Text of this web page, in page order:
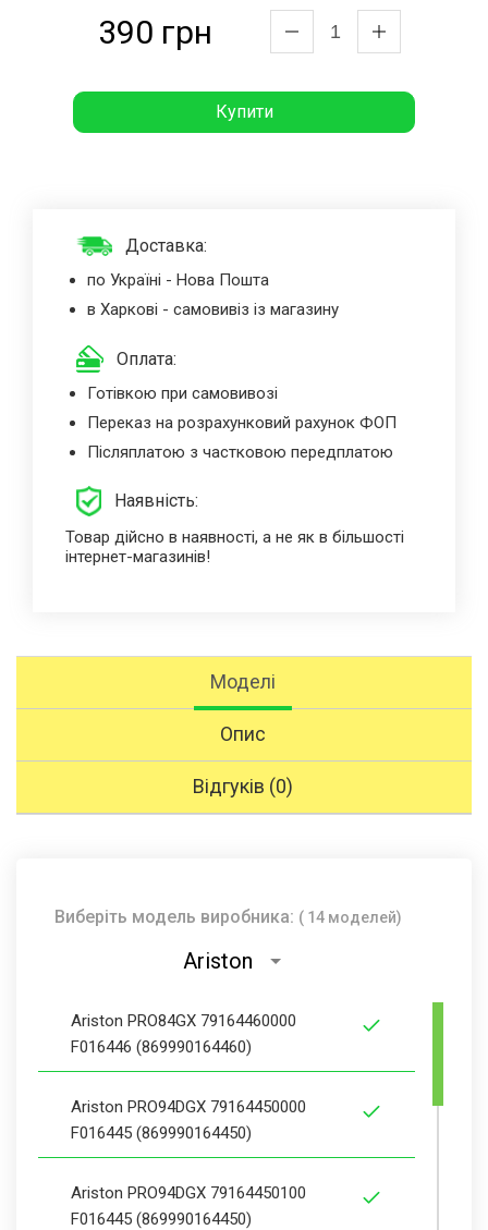
390 грн
Купити
Доставка:
по Україні - Нова Пошта
в Харкові - самовивіз із магазину
Оплата:
Готівкою при самовивозі
Переказ на розрахунковий рахунок ФОП
Післяплатою з частковою передплатою
Наявність:
Товар дійсно в наявності, а не як в більшості
інтернет-магазинів!
Моделі
Опис
Відгуків (0)
Виберіть модель виробника: ( 14 моделей)
Ariston
Ariston PRO84GX 79164460000
F016446 (869990164460)
Ariston PRO94DGX 79164450000
F016445 (869990164450)
Ariston PRO94DGX 79164450100
F016445 (869990164450)